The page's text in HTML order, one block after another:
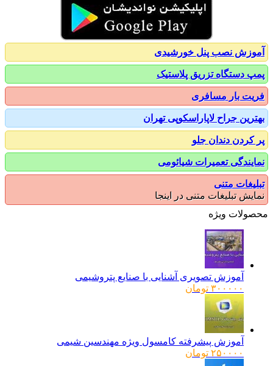
نصب پنل خورشیدی
دستگاه تزریق پلاستیک
بار مسافری
جراح لاپاراسکوپی تهران
دندان جلو
تعمیرات شیائومی
متنی
تبلیغات متنی در اینجا
ویژه
آموزش تصویری آشنایی با صنایع پتروشیمی
۳۰۰۰۰۰ تومان
آموزش پیشرفته کامسول ویژه مهندسین شیمی
۲۵۰۰۰۰ تومان